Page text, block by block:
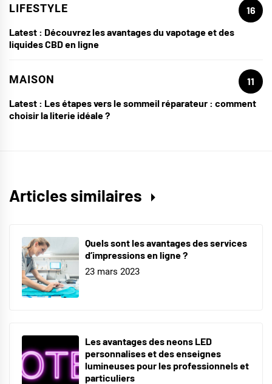
LIFESTYLE
16
Latest : Découvrez les avantages du vapotage et des
liquides CBD en ligne
MAISON
11
Latest : Les étapes vers le sommeil réparateur : comment
choisir la literie idéale ?
Articles similaires
Quels sont les avantages des services
d’impressions en ligne ?
23 mars 2023
Les avantages des neons LED
personnalises et des enseignes
lumineuses pour les professionnels et
particuliers